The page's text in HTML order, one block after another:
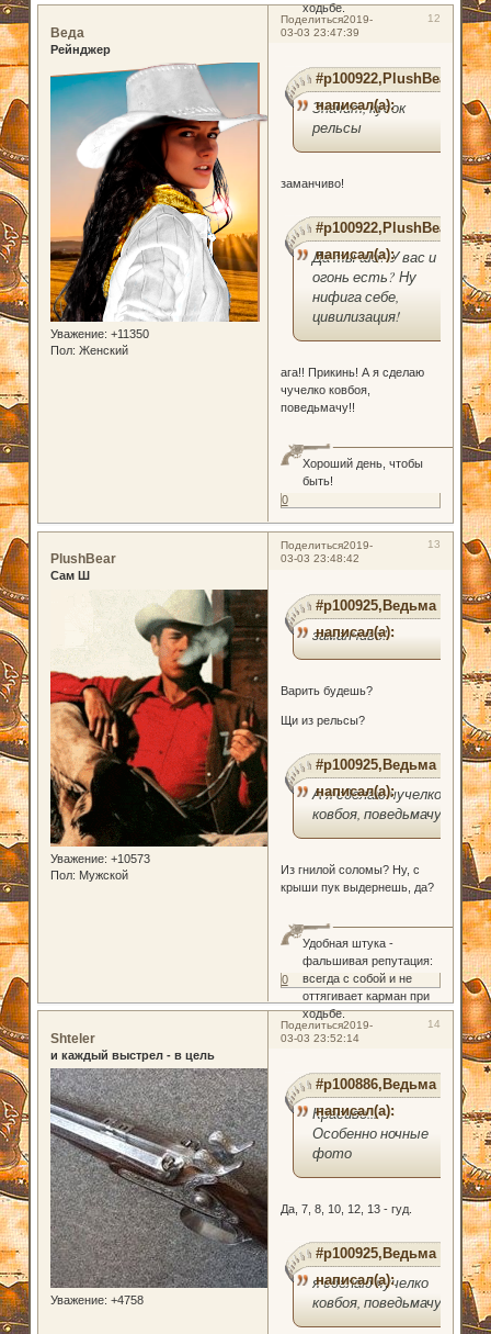
ходьбе.
Поделиться 12
2019-
03-03 23:47:39
Веда
Рейнджер
Уважение: +11350
Пол: Женский
#p100922,PlushBear
написал(а):
Значит, кусок
рельсы
заманчиво!
#p100922,PlushBear
написал(а):
Да ты шо? У вас и
огонь есть? Ну
нифига себе,
цивилизация!
ага!! Прикинь! А я сделаю
чучелко ковбоя,
поведьмачу!!
Хороший день, чтобы
быть!
0
Поделиться 13
2019-
03-03 23:48:42
PlushBear
Сам Ш
Уважение: +10573
Пол: Мужской
#p100925,Ведьма
написал(а):
заманчиво!
Варить будешь?
Щи из рельсы?
#p100925,Ведьма
написал(а):
А я сделаю чучелко
ковбоя, поведьмачу!!
Из гнилой соломы? Ну, с
крыши пук выдернешь, да?
Удобная штука -
фальшивая репутация:
всегда с собой и не
оттягивает карман при
ходьбе.
0
Поделиться 14
2019-
03-03 23:52:14
Shteler
и каждый выстрел - в цель
Уважение: +4758
#p100886,Ведьма
написал(а):
Красиво...
Особенно ночные
фото
Да, 7, 8, 10, 12, 13 - гуд.
#p100925,Ведьма
написал(а):
я сделаю чучелко
ковбоя, поведьмачу!!